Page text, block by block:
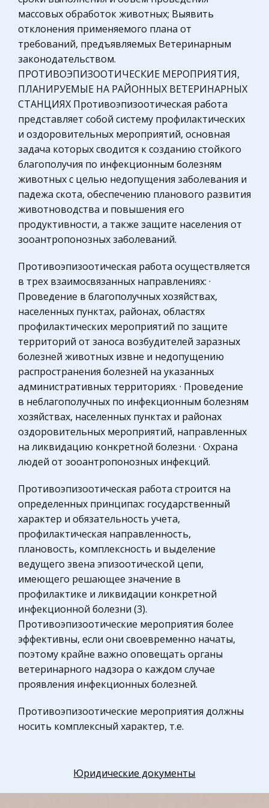
История государства и права зарубежных
стран
Ценные бумаги
Культурология
Историческая личность
Международные экономические и валютно-
кредитные отношения
Сельское хозяйство
Уголовный процесс
Охрана природы, Экология,
Природопользование
Экономическая теория, политэкономия,
макроэкономика
Бухгалтерский учет
Геология
Авиация
Биржевое дело
Социология
Гражданское право
Охрана правопорядка
Физика
Теория государства и права
Компьютерные сети
Муниципальное право России
Химия
Нотариат
Технология
Конституционное (государственное) право
зарубежных стран
Уголовное право
Административное право
Музыка
Физкультура и Спорт, Здоровье
Разное
Математика
Правоохранительные органы
Космонавтика
Налоговое право
Физкультура и Спорт
Теория систем управления
получит оплату независимо от покупателя,
потому что
Основные законы материалистической
диалектики
Противоположными называют такие свойства
предметов (явлений, процессов), которые в
некоторой школе занимают 'предельные',
крайние места. Примеры противоположностей:
верх - низ, правое - левое, сухое
Что я знаю о Великой Отечественной Войне
Тегеранская конференция……………………………...8
Наступление красной армии в 1944 – 1945
г.г……………………………8 Окончание второй мировой
войны. Итоги войны………………………...9 Советский
Моделирование систем радиосвязи и сетей
радиовещания (для студентов специальности
«РРТ»)
Введение Курс Моделирование систем
радиосвязи и сетей радиовещания изучается
студентами специальностей РРТ заочного
обучения. Появление большого числа
квазиэлектронных и электронных систем
коммуникац
Классификация и ассортимент ковровых
изделий. Особенности производства ковровых
изделий
Ковровые изделия отличаются
исключительным разнообразием по своей
художественной отделке, по декоративным
свойствам, типам композиций и орнаментации,
по материалам, по технике обработке и др.
Коврово
массовых обработок животных; Выявить
отклонения применяемого плана от
требований, предъявляемых Ветеринарным
законодательством.
ПРОТИВОЭПИЗООТИЧЕСКИЕ МЕРОПРИЯТИЯ,
ПЛАНИРУЕМЫЕ НА РАЙОННЫХ ВЕТЕРИНАРНЫХ
СТАНЦИЯХ Противоэпизоотическая работа
представляет собой систему профилактических
и оздоровительных мероприятий, основная
задача которых сводится к созданию стойкого
благополучия по инфекционным болезням
животных с целью недопущения заболевания и
падежа скота, обеспечению планового развития
животноводства и повышения его
продуктивности, а также защите населения от
зооантропонозных заболеваний.
Противоэпизоотическая работа осуществляется
в трех взаимосвязанных направлениях: ·
Проведение в благополучных хозяйствах,
населенных пунктах, районах, областях
профилактических мероприятий по защите
территорий от заноса возбудителей заразных
болезней животных извне и недопущению
распространения болезней на указанных
административных территориях. · Проведение
в неблагополучных по инфекционным болезням
хозяйствах, населенных пунктах и районах
оздоровительных мероприятий, направленных
на ликвидацию конкретной болезни. · Охрана
людей от зооантропонозных инфекций.
Противоэпизоотическая работа строится на
определенных принципах: государственный
характер и обязательность учета,
профилактическая направленность,
плановость, комплексность и выделение
ведущего звена эпизоотической цепи,
имеющего решающее значение в
профилактике и ликвидации конкретной
инфекционной болезни (3).
Противоэпизоотические мероприятия более
эффективны, если они своевременно начаты,
поэтому крайне важно оповещать органы
ветеринарного надзора о каждом случае
проявления инфекционных болезней.
Противоэпизоотические мероприятия должны
носить комплексный характер, т.е.
изоляцию и обезвреживания источника
Юридические документы